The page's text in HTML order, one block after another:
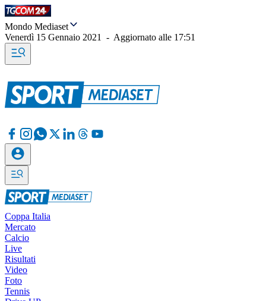
Mondo Mediaset
Venerdì 15 Gennaio 2021
- Aggiornato alle 17:51
Coppa Italia
Mercato
Calcio
Live
Risultati
Video
Foto
Tennis